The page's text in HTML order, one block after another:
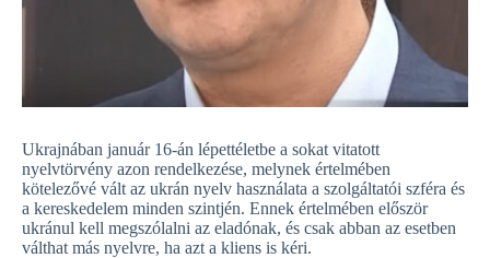
Ukrajnában január 16-án lépettéletbe a sokat vitatott
nyelvtörvény azon rendelkezése, melynek értelmében
kötelezővé vált az ukrán nyelv használata a szolgáltatói szféra és
a kereskedelem minden szintjén. Ennek értelmében először
ukránul kell megszólalni az eladónak, és csak abban az esetben
válthat más nyelvre, ha azt a kliens is kéri.